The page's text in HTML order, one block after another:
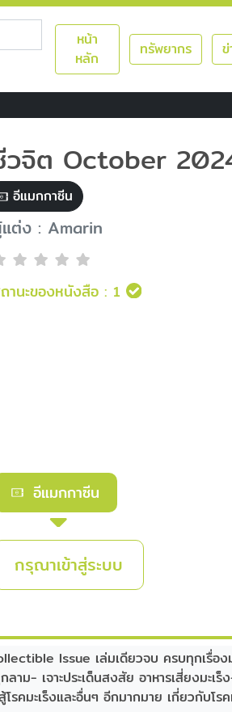
หน้า
หลัก
ทรัพยากร
วจิต October
อีแมกกาซีน
ต่ง : Amarin
านะของหนังสือ : 1
อีแมกกาซีน
กรุณาเข้าสู่ระบบ
Issue เล่มเดียวจบ ครบทุกเรื่อง
ม- เจาะประเด็นสงสัย อาหารเสี่ยงมะเร็
มะเร็งและอื่นๆ อีกมากมาย เกี่ยวกับโร